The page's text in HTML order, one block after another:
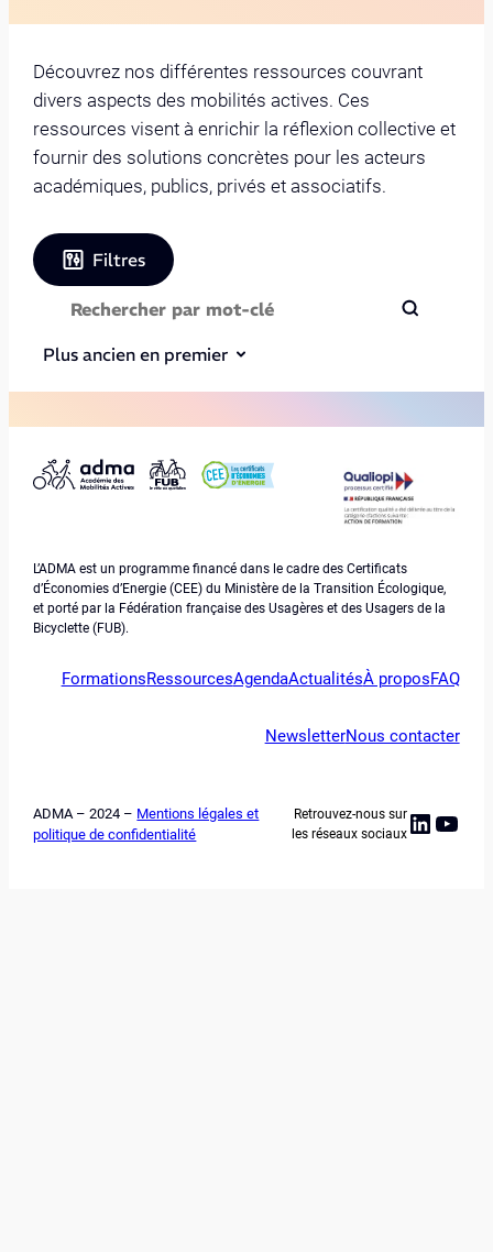
Découvrez nos différentes ressources couvrant
divers aspects des mobilités actives. Ces
ressources visent à enrichir la réflexion collective et
fournir des solutions concrètes pour les acteurs
académiques, publics, privés et associatifs.
Filtres
Plus ancien en premier
L’ADMA est un programme financé dans le cadre des Certificats
d’Économies d’Energie (CEE) du Ministère de la Transition Écologique,
et porté par la Fédération française des Usagères et des Usagers de la
Bicyclette (FUB).
FormationsRessourcesAgendaActualitésÀ proposFAQ
NewsletterNous contacter
ADMA – 2024 – Mentions légales et
politique de confidentialité
Retrouvez-nous sur
les réseaux sociaux